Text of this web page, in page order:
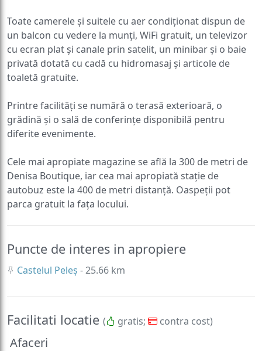
Toate camerele și suitele cu aer condiționat dispun de
un balcon cu vedere la munți, WiFi gratuit, un televizor
cu ecran plat și canale prin satelit, un minibar și o baie
privată dotată cu cadă cu hidromasaj și articole de
toaletă gratuite.
Printre facilități se numără o terasă exterioară, o
grădină și o sală de conferințe disponibilă pentru
diferite evenimente.
Cele mai apropiate magazine se află la 300 de metri de
Denisa Boutique, iar cea mai apropiată stație de
autobuz este la 400 de metri distanță. Oaspeții pot
parca gratuit la fața locului.
Puncte de interes in apropiere
Castelul Peleș - 25.66 km
Facilitati locatie ( gratis; contra cost)
Afaceri